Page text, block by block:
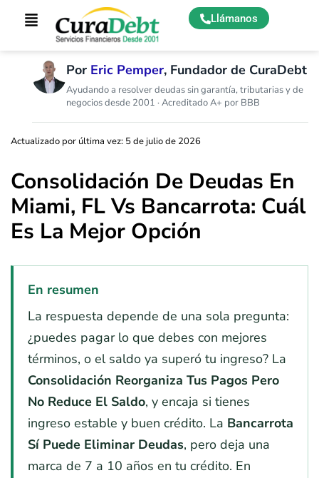
Llámanos
Por Eric Pemper, Fundador de CuraDebt
Ayudando a resolver deudas sin garantía, tributarias y de
negocios desde 2001 · Acreditado A+ por BBB
Actualizado por última vez: 5 de julio de 2026
Consolidación De Deudas En
Miami, FL Vs Bancarrota: Cuál
Es La Mejor Opción
En resumen
La respuesta depende de una sola pregunta:
¿puedes pagar lo que debes con mejores
términos, o el saldo ya superó tu ingreso? La
Consolidación Reorganiza Tus Pagos Pero
No Reduce El Saldo, y encaja si tienes
ingreso estable y buen crédito. La Bancarrota
Sí Puede Eliminar Deudas, pero deja una
marca de 7 a 10 años en tu crédito. En